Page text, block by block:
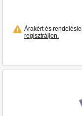
Árakért és
regisztráljon.